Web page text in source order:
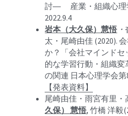
討― 　産業・組織心理
2022.9.4
岩本（大久保）慧悟・
太・尾崎由佳 (2020).
か？「会社マインド
的な学習行動・組織変
【発表資料】
尾崎由佳・雨宮有里・
久保） 慧悟, 竹橋 洋毅